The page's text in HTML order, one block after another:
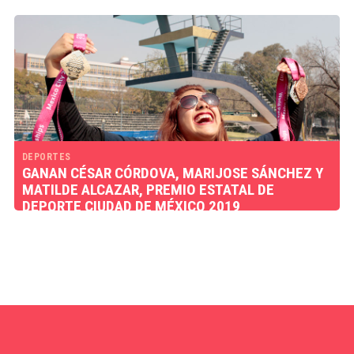
DEPORTES
GANAN CÉSAR CÓRDOVA, MARIJOSE SÁNCHEZ Y
MATILDE ALCAZAR, PREMIO ESTATAL DE
DEPORTE CIUDAD DE MÉXICO 2019